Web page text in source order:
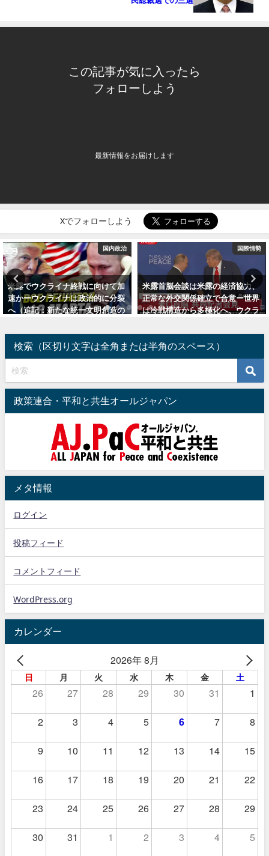
この記事が気に入ったら
フォローしよう
最新情報をお届けします
Xでフォローしよう
国内政治
けて加
に分裂
創造の
米露首脳会談は米露の経済協力、
正常な外交関係確立で合意ー世界
は冷戦構造から多極化へ、ウクラ
記：首脳会談日本語訳他）
2025年8月16日
ネオナチのナワリヌイ氏
クライナの継戦が目的か
る核兵器を使わないロシ
検索（区切り文字は全角または半角のスペース）
政策連合・平和と共生オールジャパン
メタ情報
ログイン
投稿フィード
コメントフィード
WordPress.org
カレンダー
2026年 8月
日 月 火 水 木 金 土
26 27 28 29 30 31 1
2 3 4 5 6 7 8
9 10 11 12 13 14 15
16 17 18 19 20 21 22
23 24 25 26 27 28 29
30 31 1 2 3 4 5